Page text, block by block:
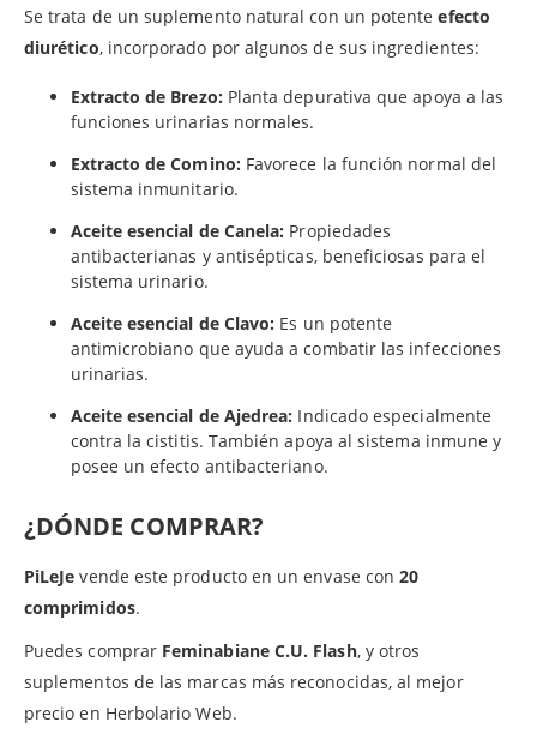
Se trata de un suplemento natural con un potenteefecto
diurético, incorporado por algunos de sus ingredientes:
Extracto de Brezo: Planta depurativa que apoya a las
funciones urinarias normales.
Extracto de Comino: Favorece la función normal del
sistema inmunitario.
Aceite esencial de Canela: Propiedades
antibacterianas y antisépticas, beneficiosas para el
sistema urinario.
Aceite esencial de Clavo: Es un potente
antimicrobiano que ayuda a combatir las infecciones
urinarias.
Aceite esencial de Ajedrea: Indicado especialmente
contra la cistitis. También apoya al sistema inmune y
posee un efecto antibacteriano.
¿DÓNDE COMPRAR?
PiLeJe vende este producto en un envase con20
comprimidos.
Puedes comprar Feminabiane C.U. Flash, y otros
suplementos de las marcas más reconocidas, al mejor
precio en Herbolario Web.